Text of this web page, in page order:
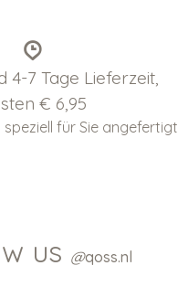
4-7 Tage Lieferzeit,
€ 6,95
speziell für Sie angefertigt
us @qoss.nl